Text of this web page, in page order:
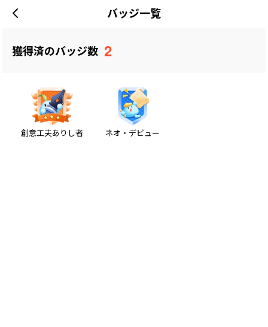
バッジ一覧
獲得済のバッジ数 2
創意工夫ありし者 ネオ・デビュー